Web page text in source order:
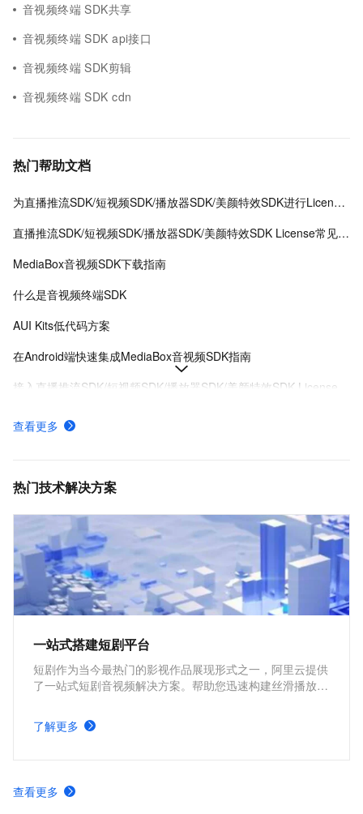
音视频终端 SDK共享
音视频终端 SDK api接口
音视频终端 SDK剪辑
音视频终端 SDK cdn
热门帮助文档
为直播推流SDK/短视频SDK/播放器SDK/美颜特效SDK进行License授权
直播推流SDK/短视频SDK/播放器SDK/美颜特效SDK License常见问题
MediaBox音视频SDK下载指南
什么是音视频终端SDK
AUI Kits低代码方案
在Android端快速集成MediaBox音视频SDK指南
接入直播推流SDK/短视频SDK/播放器SDK/美颜特效SDK License
MediaBox音视频SDK Demo体验
MediaBox音视频SDK计费项说明及购买方式
查看更多
热门技术解决方案
一站式搭建短剧平台
短剧作为当今最热门的影视作品展现形式之一，阿里云提供
了一站式短剧音视频解决方案。帮助您迅速构建丝滑播放体
能生产的短剧平台。
了解更多
查看更多